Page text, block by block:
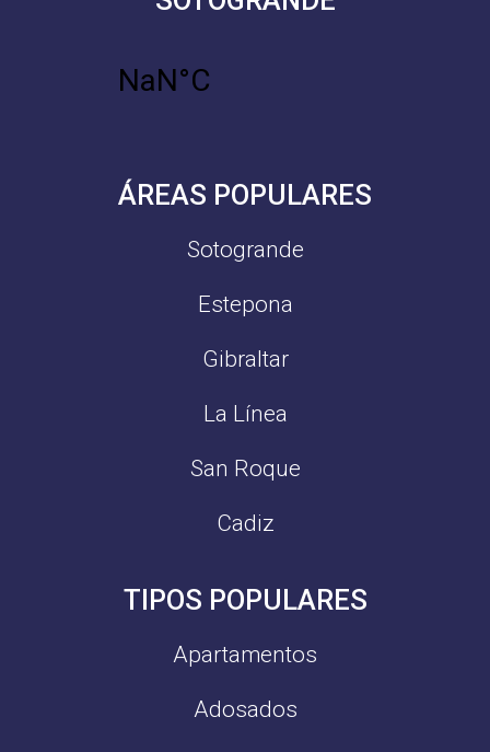
ÁREAS POPULARES
Sotogrande
Estepona
Gibraltar
La Línea
San Roque
Cadiz
TIPOS POPULARES
Apartamentos
Adosados